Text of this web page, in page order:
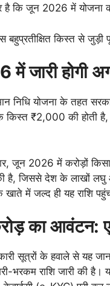
है कि जून 2026 में योजना
किस्त से जुड़ी
जारी होगी
निधि योजना के तहत
किस्त ₹2,000 की होती
जून 2026 में करोड़ों
है, जिससे देश के लाखों लघु
खाते में जल्द ही यह राशि
का आवंटन:
सूत्रों के हवाले से यह
भरकम राशि जारी की है।